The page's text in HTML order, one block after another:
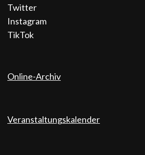
Twitter
Instagram
TikTok
Online-Archiv
Veranstaltungskalender